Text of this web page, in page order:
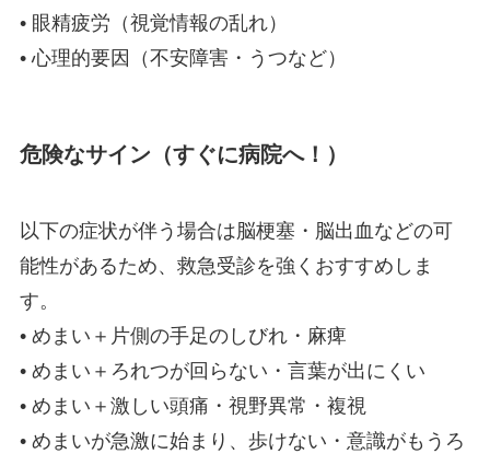
• 眼精疲労（視覚情報の乱れ）
• 心理的要因（不安障害・うつなど）
危険なサイン（すぐに病院へ！）
以下の症状が伴う場合は脳梗塞・脳出血などの可
能性があるため、救急受診を強くおすすめしま
す。
• めまい＋片側の手足のしびれ・麻痺
• めまい＋ろれつが回らない・言葉が出にくい
• めまい＋激しい頭痛・視野異常・複視
• めまいが急激に始まり、歩けない・意識がもうろ